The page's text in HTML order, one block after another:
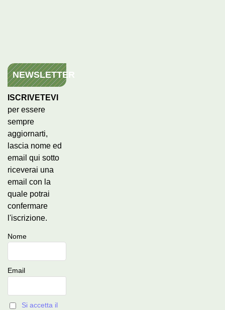
NEWSLETTER
ISCRIVETEVI
per essere
sempre
aggiornarti,
lascia nome ed
email qui sotto
riceverai una
email con la
quale potrai
confermare
l'iscrizione.
Nome
Email
Si accetta il